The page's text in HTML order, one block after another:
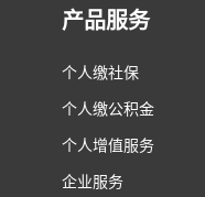
产品服务
个人缴社保
个人缴公积金
个人增值服务
企业服务